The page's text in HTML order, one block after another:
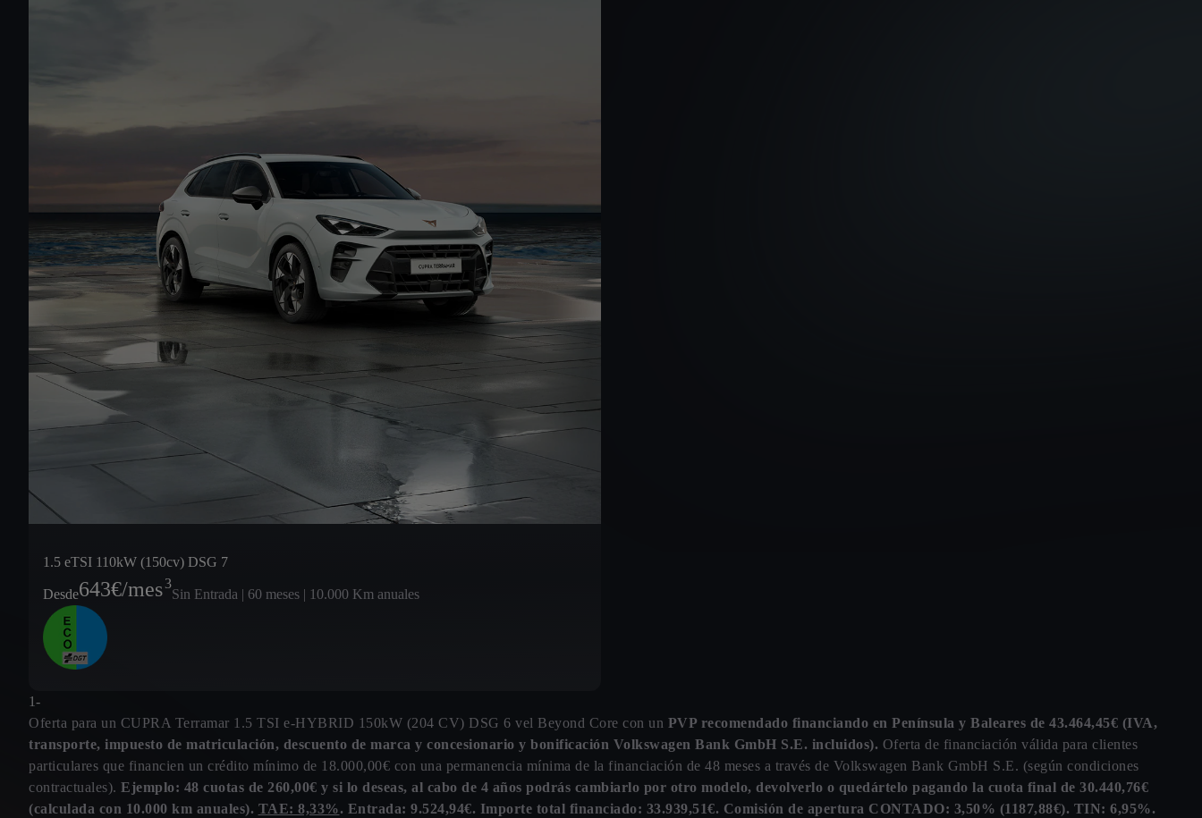
1.5 eTSI 110kW (150cv) DSG 7
Desde643€/mes3
Sin Entrada | 60 meses | 10.000 Km anuales
1-
Oferta para un CUPRA Terramar 1.5 TSI e-HYBRID 150kW (204 CV) DSG 6 vel Beyond Core con un PVP recomendado financiando en Península y Baleares de 43.464,45€ (IVA,
transporte, impuesto de matriculación, descuento de marca y concesionario y bonificación Volkswagen Bank GmbH S.E. incluidos). Oferta de financiación válida para clientes
particulares que financien un crédito mínimo de 18.000,00€ con una permanencia mínima de la financiación de 48 meses a través de Volkswagen Bank GmbH S.E. (según condiciones
contractuales). Ejemplo: 48 cuotas de 260,00€ y si lo deseas, al cabo de 4 años podrás cambiarlo por otro modelo, devolverlo o quedártelo pagando la cuota final de 30.440,76€
(calculada con 10.000 km anuales). TAE: 8,33%. Entrada: 9.524,94€. Importe total financiado: 33.939,51€. Comisión de apertura CONTADO: 3,50% (1187,88€). TIN: 6,95%.